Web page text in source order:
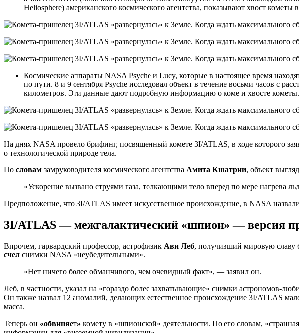
Heliosphere) американского космического агентства, показывают хвост кометы
Космические аппараты NASA Psyche и Lucy, которые в настоящее время
по пути. 8 и 9 сентября Psyche исследовал объект в течение восьми часов с
километров. Эти данные дают подробную информацию о коме и хвосте кометы.
На днях NASA провело брифинг, посвященный комете 3I/ATLAS, в ходе которого
о технологической природе тела.
По словам замруководителя космического агентства Амита Кшатрии, объект
«Ускорение вызвано струями газа, толкающими тело вперед по мере нагрева
Предположение, что 3I/ATLAS имеет искусственное происхождение, в NASA
3I/ATLAS — межгалактический «шпион» — версия
Впрочем, гарвардский профессор, астрофизик Ави Леб, получивший мировую славу
счел снимки NASA «неубедительными».
«Нет ничего более обманчивого, чем очевидный факт», — заявил он.
Леб, в частности, указал на «гораздо более захватывающие» снимки астрономов-
Он также назвал 12 аномалий, делающих естественное происхождение 3I/ATLAS
масса.
Теперь он «обвиняет» комету в «шпионской» деятельности. По его словам,